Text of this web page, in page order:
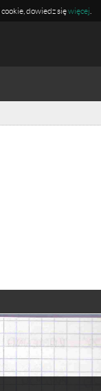
dowiedz sięwięcej